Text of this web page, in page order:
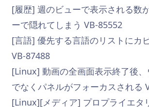
[履歴] 週のビューで表示される数
ーで隠れてしまう VB-85552
[言語] 優先する言語のリストにカ
VB-87488
[Linux] 動画の全画面表示終了後、
でなくパネルがフォーカスされる
[Linux][メディア] プロプライエタ